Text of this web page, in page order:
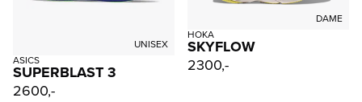
UNISEX
ASICS
SUPERBLAST 3
2600,-
DAME
HOKA
SKYFLOW
2300,-